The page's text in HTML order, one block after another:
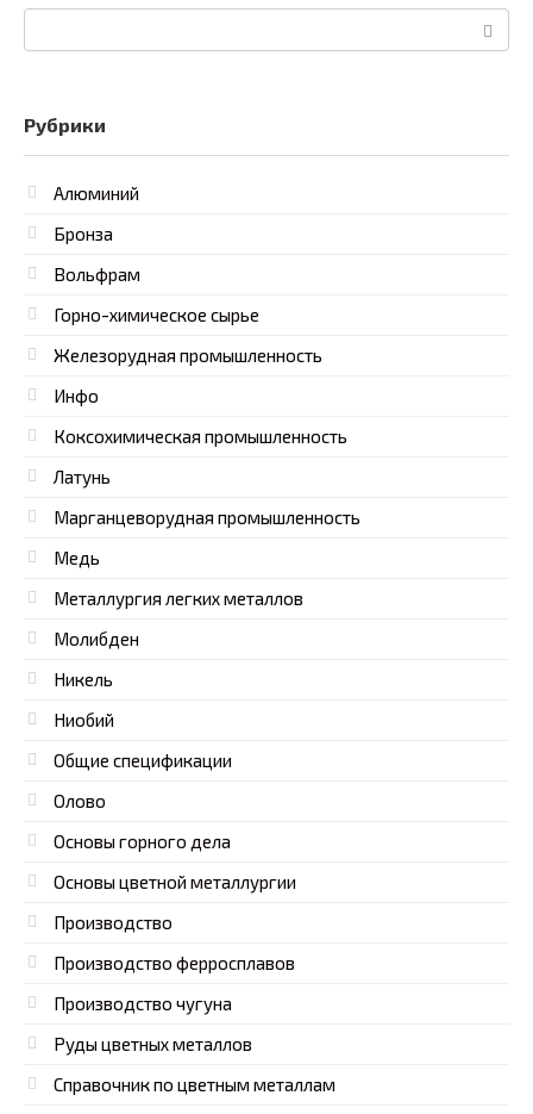
Поиск:
Рубрики
Алюминий
Бронза
Вольфрам
Горно-химическое сырье
Железорудная промышленность
Инфо
Коксохимическая промышленность
Латунь
Марганцеворудная промышленность
Медь
Металлургия легких металлов
Молибден
Никель
Ниобий
Общие спецификации
Олово
Основы горного дела
Основы цветной металлургии
Производство
Производство ферросплавов
Производство чугуна
Руды цветных металлов
Справочник по цветным металлам